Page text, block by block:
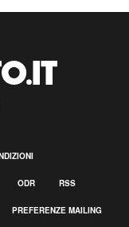
ODR RSS
PREFERENZE MAILING